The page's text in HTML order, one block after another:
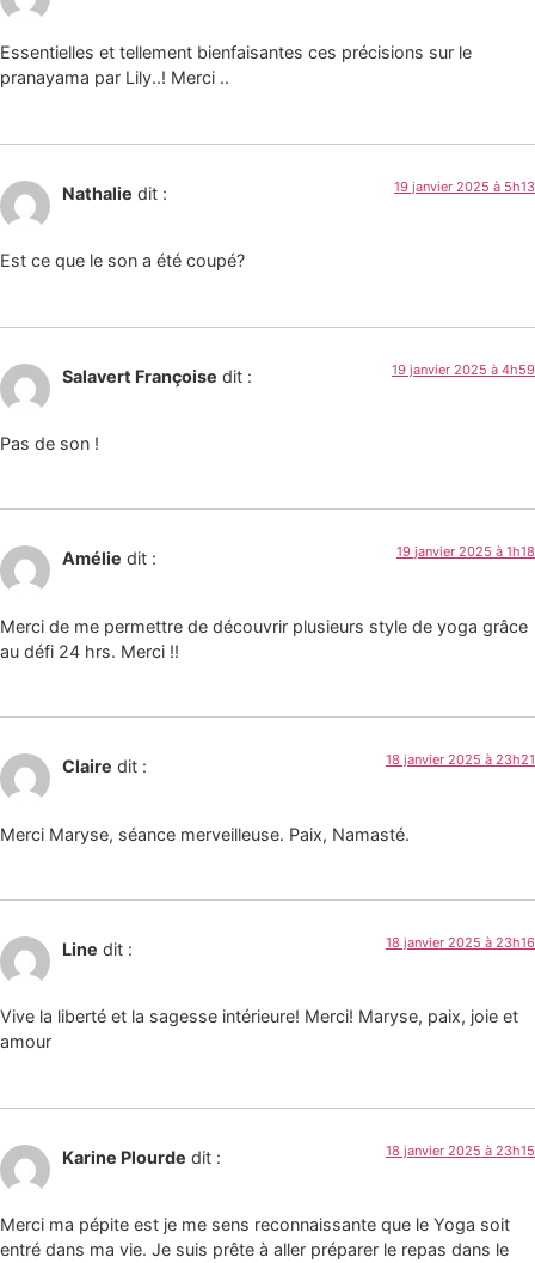
Essentielles et tellement bienfaisantes ces précisions sur le
pranayama par Lily..! Merci ..
Nathalie dit : 19 janvier 2025 à 5h13
Est ce que le son a été coupé?
Salavert Françoise dit : 19 janvier 2025 à 4h59
Pas de son !
Amélie dit : 19 janvier 2025 à 1h18
Merci de me permettre de découvrir plusieurs style de yoga grâce
au défi 24 hrs. Merci !!
Claire dit : 18 janvier 2025 à 23h21
Merci Maryse, séance merveilleuse. Paix, Namasté.
Line dit : 18 janvier 2025 à 23h16
Vive la liberté et la sagesse intérieure! Merci! Maryse, paix, joie et
amour
Karine Plourde dit : 18 janvier 2025 à 23h15
Merci ma pépite est je me sens reconnaissante que le Yoga soit
entré dans ma vie. Je suis prête à aller préparer le repas dans le